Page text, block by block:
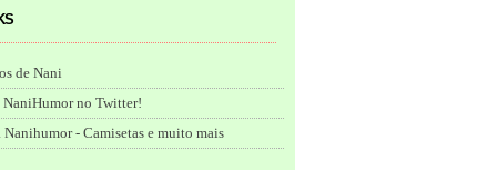
de Nani
NaniHumor no Twitter!
- Camisetas e muito mais